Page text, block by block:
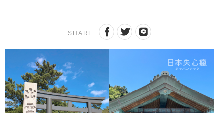
SHARE: